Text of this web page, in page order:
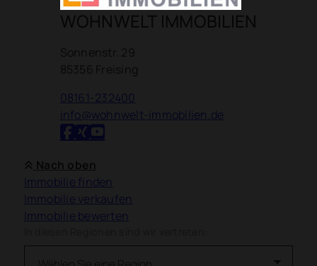
WOHNWELT IMMOBILIEN
Sonnenstr. 29
85356 Freising
08161-232400
info@wohnwelt-immobilien.de
Nach oben
Immobilie finden
Immobilie verkaufen
Immobilie bewerten